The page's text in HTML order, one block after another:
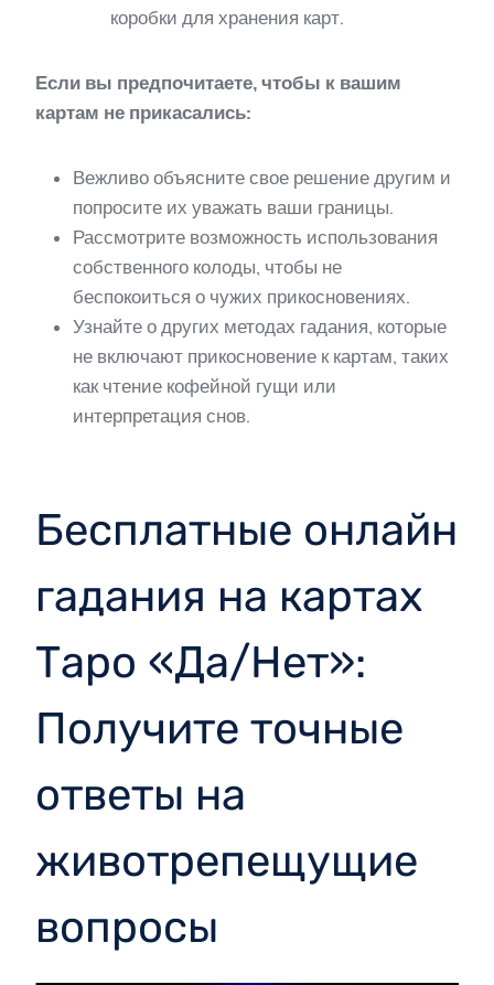
коробки для хранения карт.
Если вы предпочитаете, чтобы к вашим
картам не прикасались:
Вежливо объясните свое решение другим и
попросите их уважать ваши границы.
Рассмотрите возможность использования
собственного колоды, чтобы не
беспокоиться о чужих прикосновениях.
Узнайте о других методах гадания, которые
не включают прикосновение к картам, таких
как чтение кофейной гущи или
интерпретация снов.
Бесплатные онлайн
гадания на картах
Таро «Да/Нет»:
Получите точные
ответы на
животрепещущие
вопросы